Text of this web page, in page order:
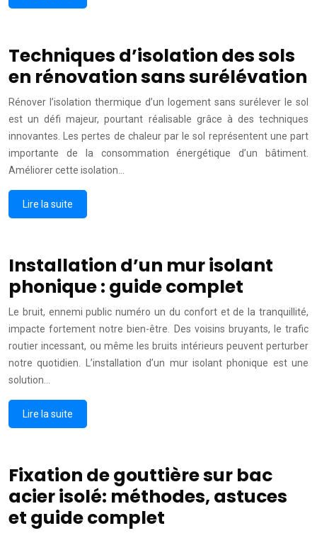
Techniques d’isolation des sols
en rénovation sans surélévation
Rénover l’isolation thermique d’un logement sans surélever le sol
est un défi majeur, pourtant réalisable grâce à des techniques
innovantes. Les pertes de chaleur par le sol représentent une part
importante de la consommation énergétique d’un bâtiment.
Améliorer cette isolation…
Lire la suite
Installation d’un mur isolant
phonique : guide complet
Le bruit, ennemi public numéro un du confort et de la tranquillité,
impacte fortement notre bien-être. Des voisins bruyants, le trafic
routier incessant, ou même les bruits intérieurs peuvent perturber
notre quotidien. L’installation d’un mur isolant phonique est une
solution…
Lire la suite
Fixation de gouttière sur bac
acier isolé: méthodes, astuces
et guide complet